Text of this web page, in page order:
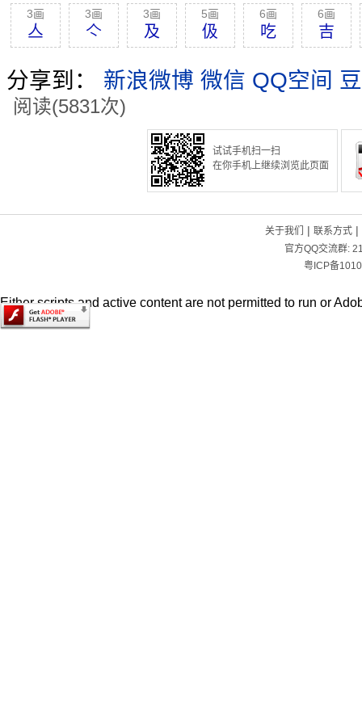
3画
亼
3画
亽
3画
及
5画
伋
6画
吃
6画
吉
分享到： 新浪微博 微信 QQ空间
阅读(5831次)
试试手机扫一扫
在你手机上继续浏览此页面
关于我们 | 联系方式|
官方QQ交流群:
粤ICP备
Either scripts and active content are not permitted to run or